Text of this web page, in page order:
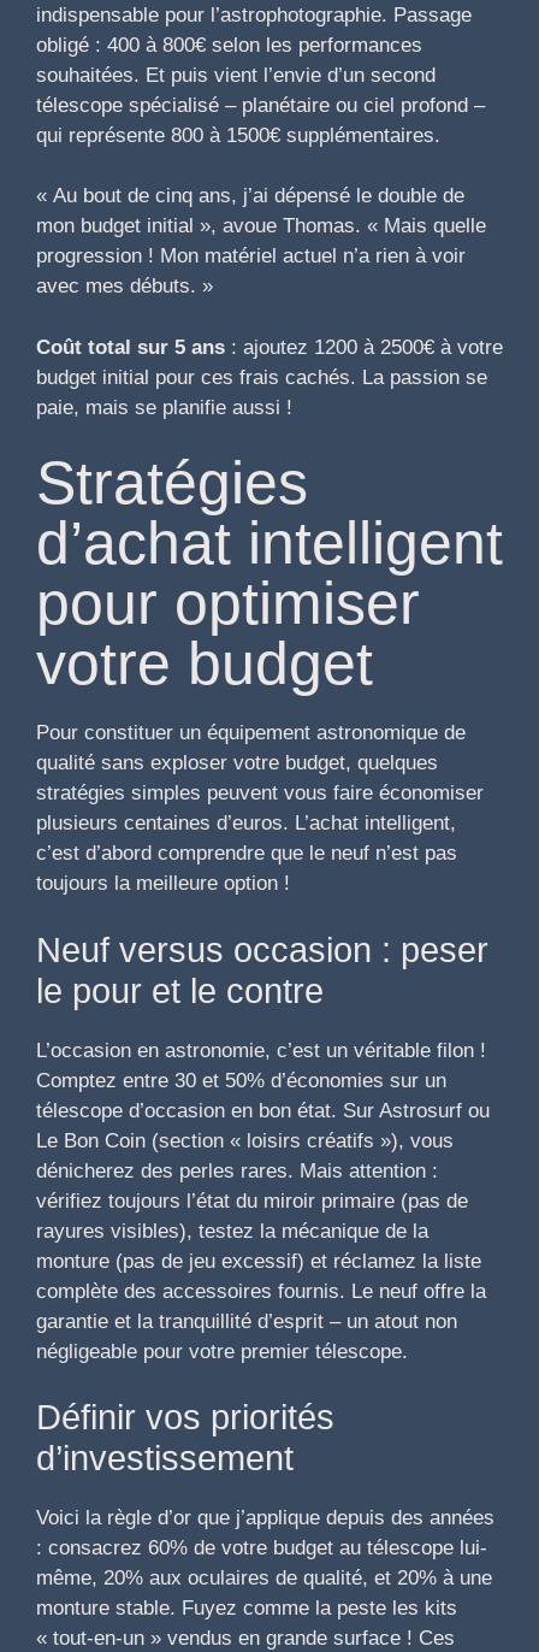
indispensable pour l’astrophotographie. Passage
obligé : 400 à 800€ selon les performances
souhaitées. Et puis vient l’envie d’un second
télescope spécialisé – planétaire ou ciel profond –
qui représente 800 à 1500€ supplémentaires.
« Au bout de cinq ans, j’ai dépensé le double de
mon budget initial », avoue Thomas. « Mais quelle
progression ! Mon matériel actuel n’a rien à voir
avec mes débuts. »
Coût total sur 5 ans : ajoutez 1200 à 2500€ à votre
budget initial pour ces frais cachés. La passion se
paie, mais se planifie aussi !
Stratégies
d’achat intelligent
pour optimiser
votre budget
Pour constituer un équipement astronomique de
qualité sans exploser votre budget, quelques
stratégies simples peuvent vous faire économiser
plusieurs centaines d’euros. L’achat intelligent,
c’est d’abord comprendre que le neuf n’est pas
toujours la meilleure option !
Neuf versus occasion : peser
le pour et le contre
L’occasion en astronomie, c’est un véritable filon !
Comptez entre 30 et 50% d’économies sur un
télescope d’occasion en bon état. Sur Astrosurf ou
Le Bon Coin (section « loisirs créatifs »), vous
dénicherez des perles rares. Mais attention :
vérifiez toujours l’état du miroir primaire (pas de
rayures visibles), testez la mécanique de la
monture (pas de jeu excessif) et réclamez la liste
complète des accessoires fournis. Le neuf offre la
garantie et la tranquillité d’esprit – un atout non
négligeable pour votre premier télescope.
Définir vos priorités
d’investissement
Voici la règle d’or que j’applique depuis des années
: consacrez 60% de votre budget au télescope lui-
même, 20% aux oculaires de qualité, et 20% à une
monture stable. Fuyez comme la peste les kits
« tout-en-un » vendus en grande surface ! Ces